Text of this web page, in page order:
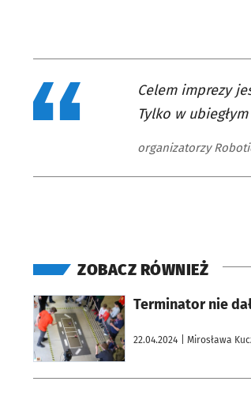
Celem imprezy
Tylko w
organizatorzy
ZOBACZ RÓWNIEŻ
Terminator nie
22.04.2024 | Mirosława
otworzy się w nowej karcie